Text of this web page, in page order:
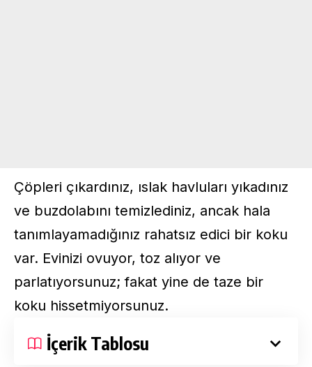
Çöpleri çıkardınız, ıslak havluları yıkadınız
ve buzdolabını temizlediniz, ancak hala
tanımlayamadığınız rahatsız edici bir koku
var. Evinizi ovuyor, toz alıyor ve
parlatıyorsunuz; fakat yine de taze bir
koku hissetmiyorsunuz.
İçerik Tablosu